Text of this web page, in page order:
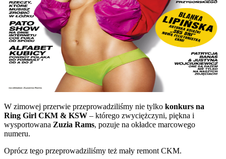
W zimowej przerwie przeprowadziliśmy nie tylko konkurs na
Ring Girl CKM & KSW – którego zwyciężczyni, piękna i
wysportowana Zuzia Rams, pozuje na okładce marcowego
numeru.
Oprócz tego przeprowadziliśmy też mały remont CKM.